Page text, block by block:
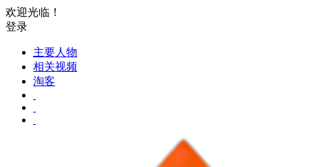
欢迎光临！
登录
主要人物
相关视频
淘客